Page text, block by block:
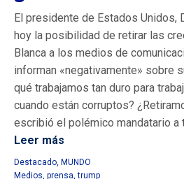
El presidente de Estados Unidos,
hoy la posibilidad de retirar las
Blanca a los medios de
informan «negativamente» sobre
qué trabajamos tan duro para
cuando están corruptos?
escribió el polémico mandatario a
Leer más
Destacado MUNDO
Medios prensa ,trump